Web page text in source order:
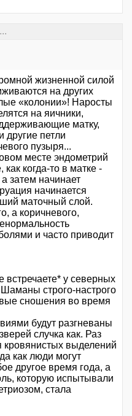
жизненной силой
на других
«колонии»! Наросты
на яичники,
матку,
другие петли
пузыря...
месте эндометрий
когда-то в матке -
затем начинает
начинается
маточный слой.
а коричневого,
и часто приводит
встречаете* у северных
строго-настрого
сношения во время
будут разгневаны
случка как. Раз
кровянистых выделений
как люди могут
другое время года, а
которую испытывали
стала